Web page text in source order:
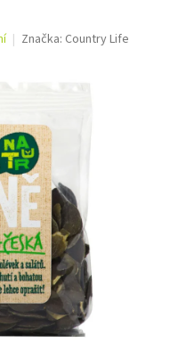
Značka: Country Life